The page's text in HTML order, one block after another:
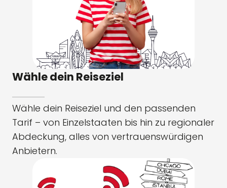
Wähle dein Reiseziel
Wähle dein Reiseziel und den passenden
Tarif – von Einzelstaaten bis hin zu regionaler
Abdeckung, alles von vertrauenswürdigen
Anbietern.